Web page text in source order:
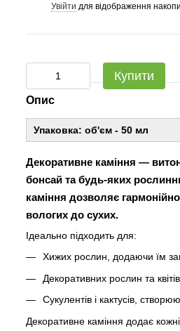
Увійти для відображення
Купити
Опис
Упаковка: об'єм - 50 мл
Декоративне каміння —
бонсай та будь-яких
каміння дозволяє
вологих до сухих.
Ідеально підходить для:
Хижих рослин, додаючи їм
Декоративних рослин та
Сукулентів і кактусів,
Декоративне каміння додає